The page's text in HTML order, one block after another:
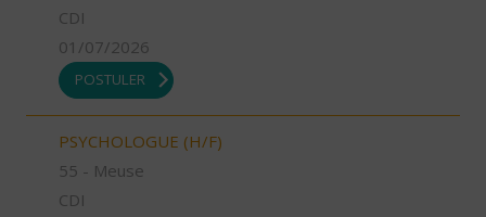
CDI
01/07/2026
POSTULER
PSYCHOLOGUE (H/F)
55 - Meuse
CDI